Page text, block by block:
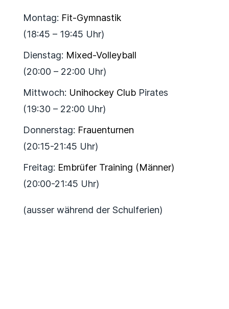
Montag: Fit-Gymnastik
(18:45 – 19:45 Uhr)
Dienstag: Mixed-Volleyball
(20:00 – 22:00 Uhr)
Mittwoch: Unihockey ClubPirates
(19:30 – 22:00 Uhr)
Donnerstag: Frauenturnen
(20:15-21:45 Uhr)
Freitag: Embrüfer Training (Männer)
(20:00-21:45 Uhr)
(ausser während der Schulferien)